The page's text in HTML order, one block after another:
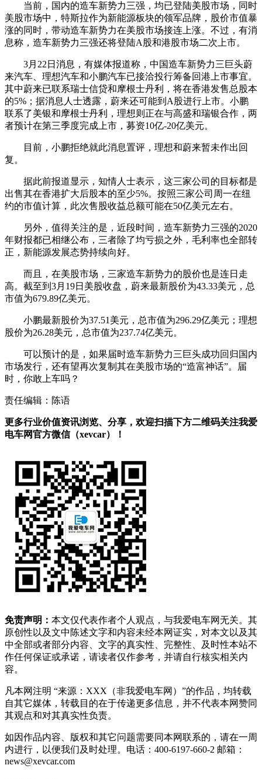
当前，国内的造车新势力三强，均已登陆美股市场，同时
美股市场中，特斯拉作为新能源板块的领军品牌，股价市值暴
涨的同时，带动造车新势力在美股市场接连上涨。不过，有消
息称，造车新势力三强还将登陆A股和港股市场二次上市。
3月22日消息，有媒体报道称，中国造车新势力三巨头蔚
来汽车、理想汽车和小鹏汽车已接洽投行筹备回港上市事宜。
其中蔚来已联系瑞士信贷和摩根士丹利，将在香港发售总股本
的5%；据消息人士透露，蔚来还可能到A股进行上市。小鹏
联系了美银和摩根士丹利，理想则正在与高盛和瑞银合作，两
者预计在第三季度完成上市，募资10亿-20亿美元。
目前，小鹏拒绝就此消息置评，理想和蔚来暂未作出回
复。
据此前报道显示，知情人士表示，这三家公司的目标都是
出售其在香港扩大后股本的至少5%。按照三家公司周一在纽
约的市值计算，此次售股收益总额可能在50亿美元左右。
另外，值得关注的是，近段时间，造车新势力三强的2020
年财报都已相继公布，三者除了均亏损之外，毛利率也全部转
正，新能源发展态势持续向好。
而且，在美股市场，三家造车新势力的股价也是连日走
高。截至到3月19日美股收盘，蔚来最新股价为43.33美元，总
市值为679.89亿美元。
小鹏最新股价为37.51美元，总市值为296.29亿美元；理想
股价为26.28美元，总市值为237.74亿美元。
可以预计的是，如果届时造车新势力三巨头成功回归国内
市场发行，还有望再次复制其在美股市场的“造富神话”。届
时，你敢上车吗？
责任编辑：陈语
更多行业价值资讯浏览、分享，欢迎扫描下方二维码关注我爱
电车网官方微信（xevcar）！
免责声明： 本文仅代表作者个人观点，与我爱电车网无关。其
原创性以及文中陈述文字和内容未经本网证实，对本文以及其
中全部或者部分内容、文字的真实性、完整性、及时性本站不
作任何保证或承诺，请读者仅作参考，并请自行核实相关内
容。
凡本网注明 “来源：XXX（非我爱电车网）”的作品，均转载
自其它媒体，转载目的在于传递更多信息，并不代表本网赞同
其观点和对其真实性负责。
如因作品内容、版权和其它问题需要同本网联系的，请在一周
内进行，以便我们及时处理。电话：400-6197-660-2 邮箱：
news@xevcar.com